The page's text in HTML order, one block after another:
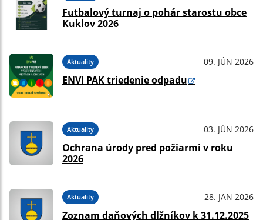
Futbalový turnaj o pohár starostu obce
Kuklov 2026
Aktuality 09. JÚN 2026
ENVI PAK triedenie odpadu
Aktuality 03. JÚN 2026
Ochrana úrody pred požiarmi v roku
2026
Aktuality 28. JAN 2026
Zoznam daňových dlžníkov k 31.12.2025